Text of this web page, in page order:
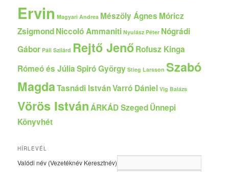
Ervin Magyari Andrea Mészöly Ágnes Móricz
ZsigmondNiccoló Ammaniti Nyulász Péter Nógrádi
Gábor Páll Szilárd Rejtő JenőRofusz Kinga
Rómeó és JúliaSpiró György Stieg Larsson Szabó
MagdaTasnádi IstvánVarró Dániel Vig Balázs
Vörös IstvánÁRKÁD SzegedÜnnepi
Könyvhét
HÍRLEVÉL
Valódi név (Vezetéknév Keresztnév)